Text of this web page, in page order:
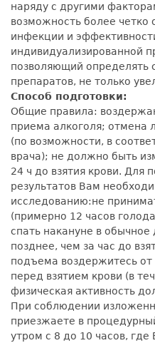
наряду с другими
возможность более четко
инфекции и
индивидуализированной
позволяющий определять
препаратов, не только
Способ подготовки:
Общие правила:
приема алкоголя; отмена
(по возможности, в
врача); не должно быть
24 ч до взятия крови. Для
результатов Вам
исследованию:не
(примерно 12 часов
спать накануне в обычное
позднее, чем за час до
подъема воздержитесь от
перед взятием крови (в
физическая активность
При соблюдении
приезжаете в
утром с 8 до 10 часов,